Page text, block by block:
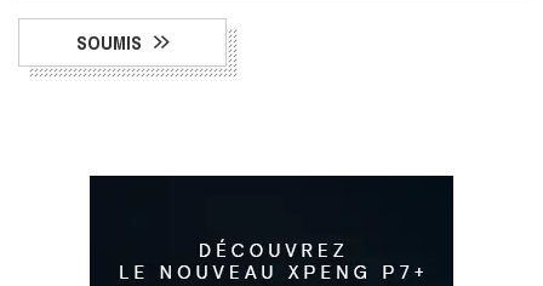
SOUMIS